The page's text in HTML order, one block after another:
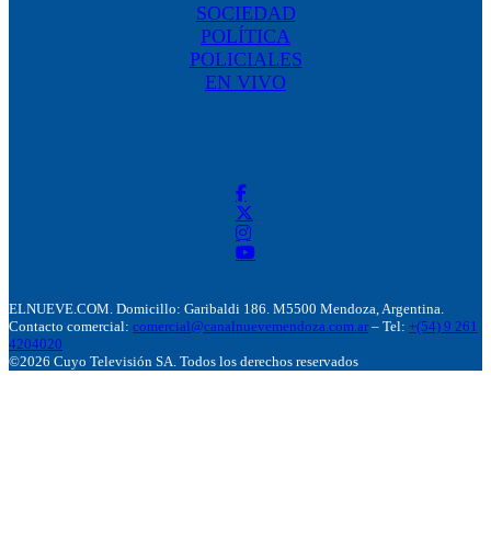
SOCIEDAD
POLÍTICA
POLICIALES
EN VIVO
ELNUEVE.COM. Domicillo: Garibaldi 186. M5500 Mendoza, Argentina.
Contacto comercial: comercial@canalnuevemendoza.com.ar – Tel: +(54) 9 261
4204020
©2026 Cuyo Televisión SA. Todos los derechos reservados